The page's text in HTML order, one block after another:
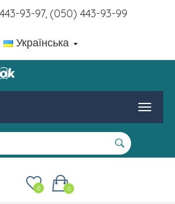
93-97, (050) 443-93-99
Українська
0
0